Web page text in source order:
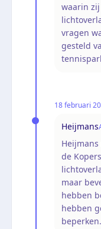
waarin
vragen
gesteld
18 februari
Heijmans
de
maar
hebben
hebben
beperken.